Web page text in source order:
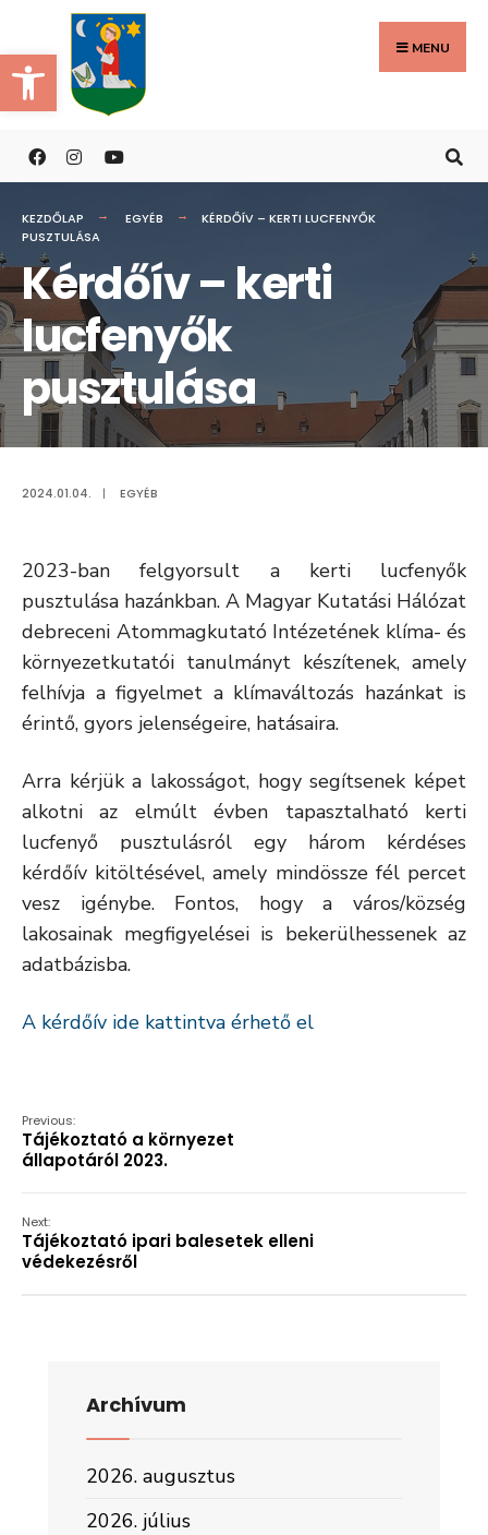
Eszköztár megnyitása
to
content
MENU
KEZDŐLAP EGYÉB
KÉRDŐÍV – KERTI LUCFENYŐK
PUSZTULÁSA
Kérdőív – kerti
lucfenyők
pusztulása
2024.01.04. | EGYÉB
2023-ban felgyorsult a kerti lucfenyők
pusztulása hazánkban. A Magyar Kutatási Hálózat
debreceni Atommagkutató Intézetének klíma- és
környezetkutatói tanulmányt készítenek, amely
felhívja a figyelmet a klímaváltozás hazánkat is
érintő, gyors jelenségeire, hatásaira.
Arra kérjük a lakosságot, hogy segítsenek képet
alkotni az elmúlt évben tapasztalható kerti
lucfenyő pusztulásról egy három kérdéses
kérdőív kitöltésével, amely mindössze fél percet
vesz igénybe. Fontos, hogy a város/község
lakosainak megfigyelései is bekerülhessenek az
adatbázisba.
A kérdőív ide kattintva érhető el
Previous:
Tájékoztató a környezet
állapotáról 2023.
Next:
Tájékoztató ipari balesetek elleni
védekezésről
Archívum
2026. augusztus
2026. július
Search